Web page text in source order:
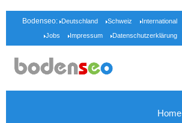
Bodenseo: Deutschland Schweiz
International
Jobs
Impressum Datenschutzerklärung
Home